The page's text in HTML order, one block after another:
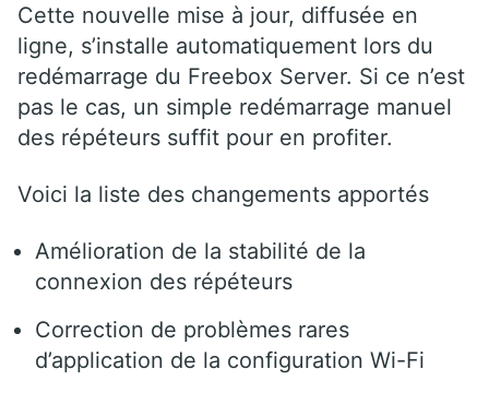
Cette nouvelle mise à jour, diffusée en
ligne, s’installe automatiquement lors du
redémarrage du Freebox Server. Si ce n’est
pas le cas, un simple redémarrage manuel
des répéteurs suffit pour en profiter.
Voici la liste des changements apportés
Amélioration de la stabilité de la
connexion des répéteurs
Correction de problèmes rares
d’application de la configuration Wi-Fi